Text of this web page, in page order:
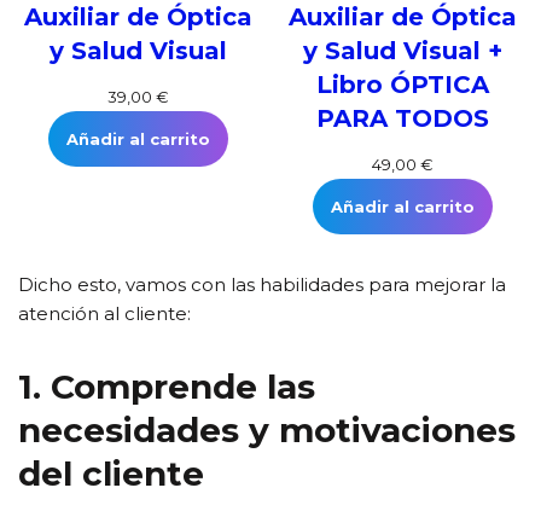
Auxiliar de Óptica
y Salud Visual
39,00€
Añadir al carrito
Auxiliar de Óptica
y Salud Visual +
Libro ÓPTICA
PARA TODOS
49,00 €
Añadir al carrito
Dicho esto, vamos con las habilidades para mejorar la
atención al cliente:
1. Comprende las
necesidades y motivaciones
del cliente